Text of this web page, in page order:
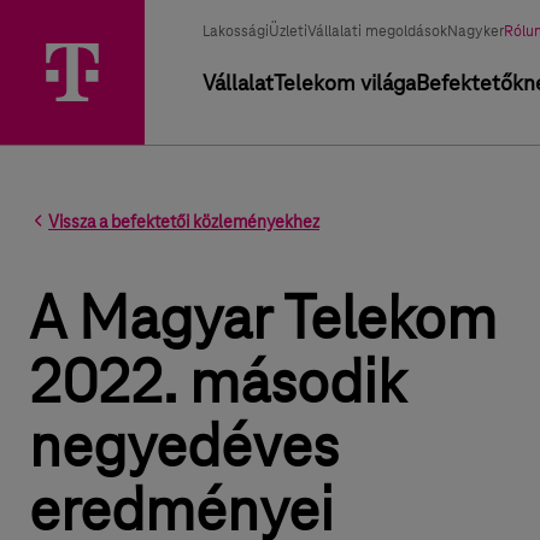
LakosságiÜzletiVállalati megoldásokNagyker
VállalatTelekom világa
Vissza a befektetői közleményekhez
A Magyar Telekom
2022. második
negyedéves
eredményei